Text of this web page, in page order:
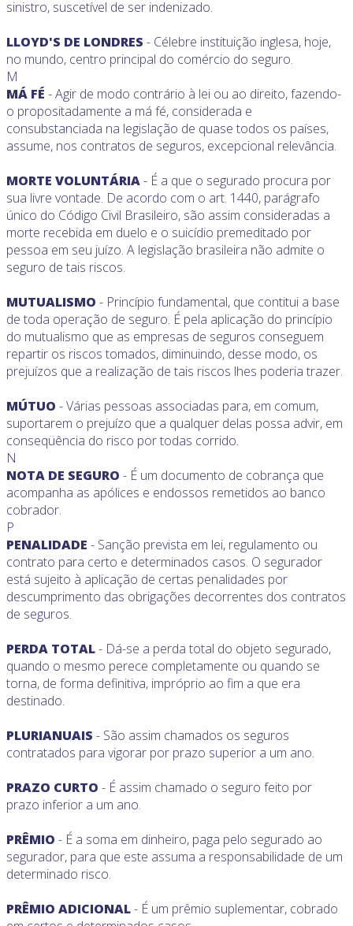
sinistro, suscetível de ser indenizado.
LLOYD'S DE LONDRES - Célebre instituição inglesa, hoje,
no mundo, centro principal do comércio do seguro.
M
MÁ FÉ - Agir de modo contrário à lei ou ao direito, fazendo-
o propositadamente a má fé, considerada e
consubstanciada na legislação de quase todos os países,
assume, nos contratos de seguros, excepcional relevância.
MORTE VOLUNTÁRIA- É a que o segurado procura por
sua livre vontade. De acordo com o art. 1440, parágrafo
único do Código Civil Brasileiro, são assim consideradas a
morte recebida em duelo e o suicídio premeditado por
pessoa em seu juízo. A legislação brasileira não admite o
seguro de tais riscos.
MUTUALISMO - Princípio fundamental, que contitui a base
de toda operação de seguro. É pela aplicação do princípio
do mutualismo que as empresas de seguros conseguem
repartir os riscos tomados, diminuindo, desse modo, os
prejuízos que a realização de tais riscos lhes poderia trazer.
MÚTUO - Várias pessoas associadas para, em comum,
suportarem o prejuízo que a qualquer delas possa advir, em
conseqüência do risco por todas corrido.
N
NOTA DE SEGURO - É um documento de cobrança que
acompanha as apólices e endossos remetidos ao banco
cobrador.
P
PENALIDADE - Sanção prevista em lei, regulamento ou
contrato para certo e determinados casos. O segurador
está sujeito à aplicação de certas penalidades por
descumprimento das obrigações decorrentes dos contratos
de seguros.
PERDA TOTAL- Dá-se a perda total do objeto segurado,
quando o mesmo perece completamente ou quando se
torna, de forma definitiva, impróprio ao fim a que era
destinado.
PLURIANUAIS - São assim chamados os seguros
contratados para vigorar por prazo superior a um ano.
PRAZO CURTO - É assim chamado o seguro feito por
prazo inferior a um ano.
PRÊMIO - É a soma em dinheiro, paga pelo segurado ao
segurador, para que este assuma a responsabilidade de um
determinado risco.
PRÊMIO ADICIONAL- É um prêmio suplementar, cobrado